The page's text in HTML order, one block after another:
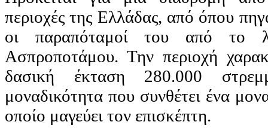
περιοχές της Ελλάδας, από όπου
οι παραπόταμοί του από το
Ασπροποτάμου. Την περιοχή
δασική έκταση 280.000
μοναδικότητα που συνθέτει ένα
οποίο μαγεύει τον επισκέπτη.